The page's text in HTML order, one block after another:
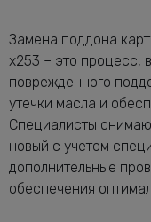
Замена поддона
x253 – это процесс,
поврежденного
утечки масла и
Специалисты
новый с учетом
дополнительные
обеспечения